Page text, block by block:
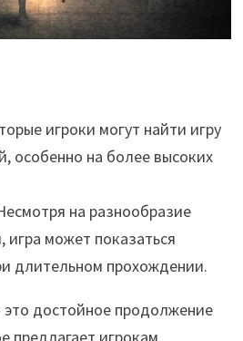
игроки могут найти игру
особенно на более высоких
на разнообразие
игра может показаться
длительном прохождении.
достойное продолжение
предлагает игрокам